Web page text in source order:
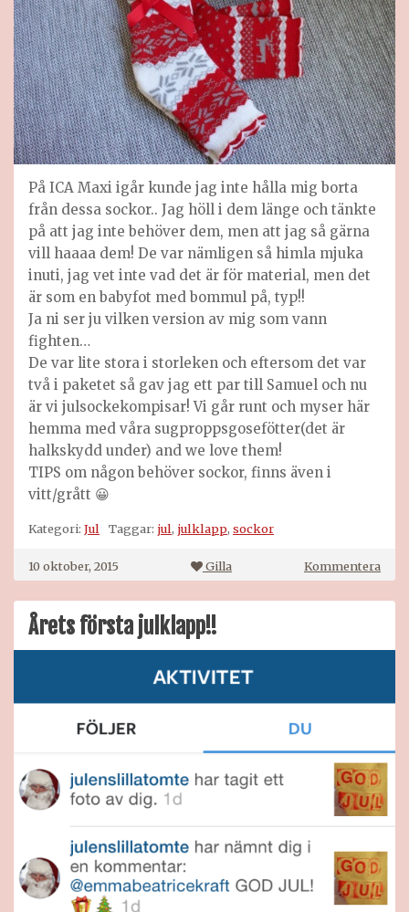
På ICA Maxi igår kunde jag inte hålla mig borta
från dessa sockor.. Jag höll i dem länge och tänkte
på att jag inte behöver dem, men att jag så gärna
vill haaaa dem! De var nämligen så himla mjuka
inuti, jag vet inte vad det är för material, men det
är som en babyfot med bommul på, typ!!
Ja ni ser ju vilken version av mig som vann
fighten…
De var lite stora i storleken och eftersom det var
två i paketet så gav jag ett par till Samuel och nu
är vi julsockekompisar! Vi går runt och myser här
hemma med våra sugproppsgosefötter(det är
halkskydd under) and we love them!
TIPS om någon behöver sockor, finns även i
vitt/grått 😀
Kategori: Jul Taggar: jul, julklapp, sockor
10 oktober, 2015 Gilla Kommenterapå
Årets första julklapp!!